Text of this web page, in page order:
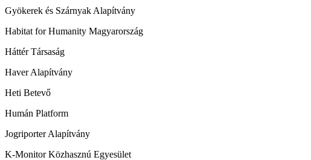
Gyökerek és Szárnyak Alapítvány
Habitat for Humanity Magyarország
Háttér Társaság
Haver Alapítvány
Heti Betevő
Humán Platform
Jogriporter Alapítvány
K-Monitor Közhasznú Egyesület